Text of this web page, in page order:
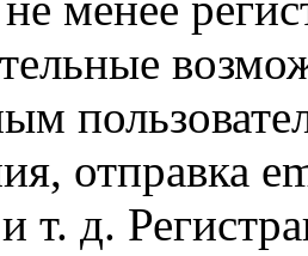
отправка
т. д.